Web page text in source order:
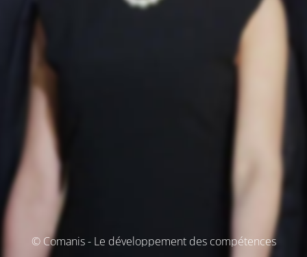
© Comanis - Le développement des compétences